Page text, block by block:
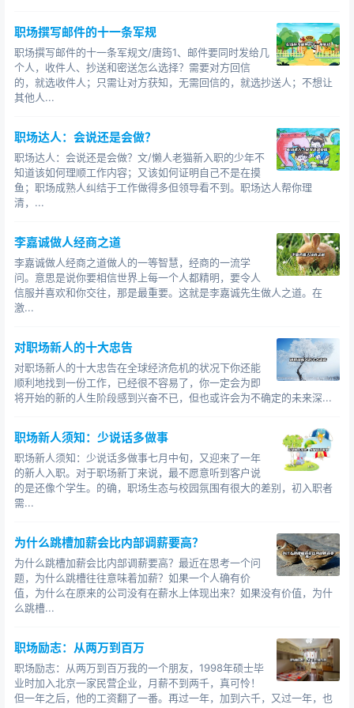
职场撰写邮件的十一条军规
职场撰写邮件的十一条军规文/唐筠1、邮件要同时发给几
个人，收件人、抄送和密送怎么选择？需要对方回信
的，就选收件人；只需让对方获知，无需回信的，就选抄送人；不想让
其他人...
职场达人：会说还是会做？
职场达人：会说还是会做？文/懒人老猫新入职的少年不
知道该如何理顺工作内容；又该如何证明自己不是在摸
鱼；职场成熟人纠结于工作做得多但领导看不到。职场达人帮你理
清，...
李嘉诚做人经商之道
李嘉诚做人经商之道做人的一等智慧，经商的一流学
问。意思是说你要相信世界上每一个人都精明，要令人
信服并喜欢和你交往，那是最重要。这就是李嘉诚先生做人之道。在
激...
对职场新人的十大忠告
对职场新人的十大忠告在全球经济危机的状况下你还能
顺利地找到一份工作，已经很不容易了，你一定会为即
将开始的新的人生阶段感到兴奋不已，但也或许会为不确定的未来深...
职场新人须知：少说话多做事
职场新人须知：少说话多做事七月中旬，又迎来了一年
的新人入职。对于职场新丁来说，最不愿意听到客户说
的是还像个学生。的确，职场生态与校园氛围有很大的差别，初入职者
需...
为什么跳槽加薪会比内部调薪要高？
为什么跳槽加薪会比内部调薪要高？最近在思考一个问
题，为什么跳槽往往意味着加薪？如果一个人确有价
值，为什么在原来的公司没有在薪水上体现出来？如果没有价值，为什
么跳槽...
职场励志：从两万到百万
职场励志：从两万到百万我的一个朋友，1998年硕士毕
业时加入北京一家民营企业，月薪不到两千，真可怜！
但一年之后，他的工资翻了一番。再过一年，加到六千，又过一年，也